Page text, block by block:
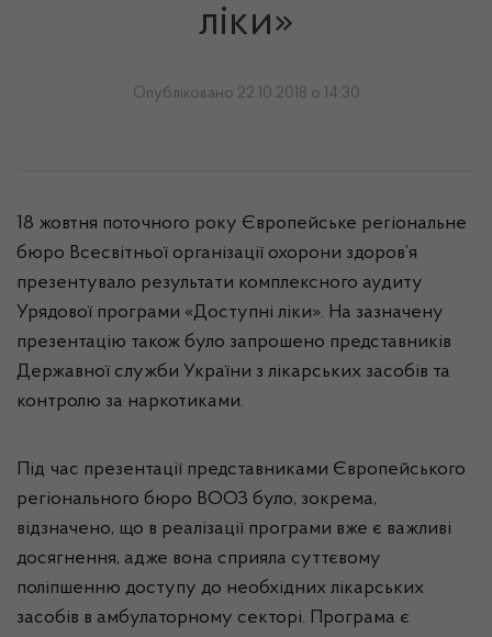
ліки»
Опубліковано 22.10.2018 о 14:30
18 жовтня поточного року Європейське регіональне
бюро Всесвітньої організації охорони здоров’я
презентувало результати комплексного аудиту
Урядової програми «Доступні ліки». На зазначену
презентацію також було запрошено представників
Державної служби України з лікарських засобів та
контролю за наркотиками.
Під час презентації представниками Європейського
регіонального бюро ВООЗ було, зокрема,
відзначено, що в реалізації програми вже є важливі
досягнення, адже вона сприяла суттєвому
поліпшенню доступу до необхідних лікарських
засобів в амбулаторному секторі. Програма є